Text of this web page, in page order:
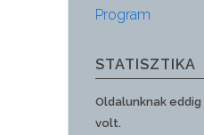
Program
STATISZTIKA
Oldalunknak eddig
volt.